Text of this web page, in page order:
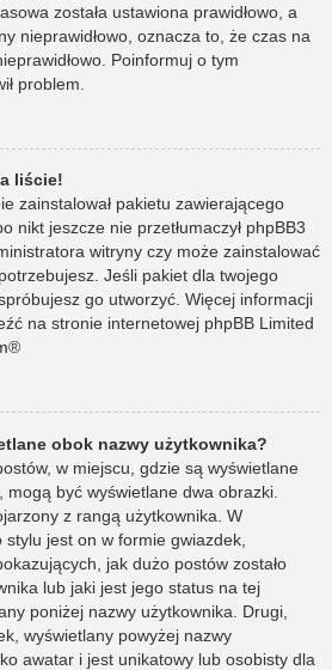
została ustawiona prawidłowo, a
nieprawidłowo, oznacza to, że czas na
Poinformuj o tym
problem.
liście!
zainstalował pakietu zawierającego
nikt jeszcze nie przetłumaczył phpBB3
witryny czy może zainstalować
Jeśli pakiet dla twojego
go utworzyć. Więcej informacji
na stronie internetowej phpBB Limited
®
obok nazwy użytkownika?
w miejscu, gdzie są wyświetlane
być wyświetlane dwa obrazki.
z rangą użytkownika. W
jest on w formie gwiazdek,
jak dużo postów zostało
lub jaki jest jego status na tej
poniżej nazwy użytkownika. Drugi,
wyświetlany powyżej nazwy
awatar i jest unikatowy lub osobisty dla